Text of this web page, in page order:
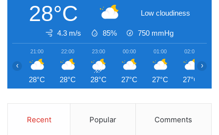
28°C Low cloudiness
4.3 m/s 85% 750 mmHg
21:00
28°C
22:00
28°C
23:00
28°C
00:00
27°C
01:00
27°C
02:00
27°C
‹ ›
Recent Popular Comments